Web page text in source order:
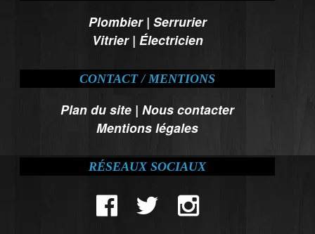
Plombier| Serrurier
Vitrier| Électricien
CONTACT / MENTIONS
Plan du site |Nous contacter
Mentions légales
RÉSEAUX SOCIAUX